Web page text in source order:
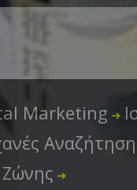
Marketing ➜
➜